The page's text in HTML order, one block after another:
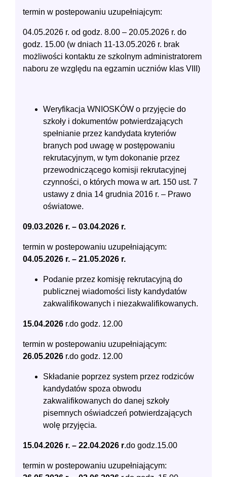
termin w postepowaniu uzupełniajcym:
04.05.2026 r. od godz. 8.00 – 20.05.2026 r. do
godz. 15.00 (w dniach 11-13.05.2026 r. brak
możliwości kontaktu ze szkolnym administratorem
naboru ze względu na egzamin uczniów klas VIII)
Weryfikacja WNIOSKÓW o przyjęcie do
szkoły i dokumentów potwierdzających
spełnianie przez kandydata kryteriów
branych pod uwagę w postępowaniu
rekrutacyjnym, w tym dokonanie przez
przewodniczącego komisji rekrutacyjnej
czynności, o których mowa w art. 150 ust. 7
ustawy z dnia 14 grudnia 2016 r. – Prawo
oświatowe.
09.03.2026 r. – 03.04.2026 r.
termin w postepowaniu uzupełniającym:
04.05.2026 r. – 21.05.2026 r.
Podanie przez komisję rekrutacyjną do
publicznej wiadomości listy kandydatów
zakwalifikowanych i niezakwalifikowanych.
15.04.2026 r.do godz. 12.00
termin w postepowaniu uzupełniającym:
26.05.2026 r.do godz. 12.00
Składanie poprzez system przez rodziców
kandydatów spoza obwodu
zakwalifikowanych do danej szkoły
pisemnych oświadczeń potwierdzających
wolę przyjęcia.
15.04.2026 r. – 22.04.2026 r.do godz.15.00
termin w postepowaniu uzupełniającym: